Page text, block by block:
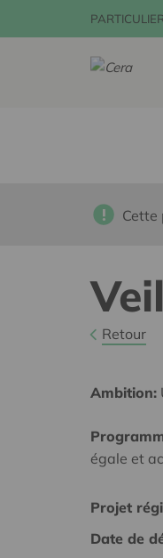
Cette
Retour
Ambition:
égale et
Projet
Date de